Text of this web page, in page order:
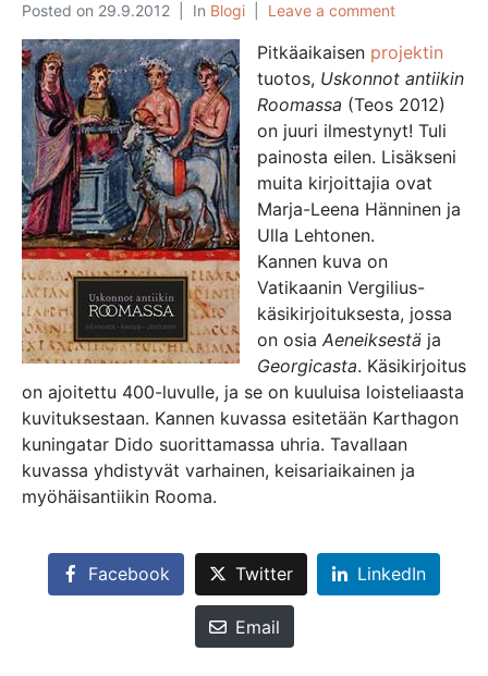
Posted on 29.9.2012 In Blogi Leave a comment
Pitkäaikaisen projektin
tuotos, Uskonnot antiikin
Roomassa (Teos 2012)
on juuri ilmestynyt! Tuli
painosta eilen. Lisäkseni
muita kirjoittajia ovat
Marja-Leena Hänninen ja
Ulla Lehtonen.
Kannen kuva on
Vatikaanin Vergilius-
käsikirjoituksesta, jossa
on osia Aeneiksestä ja
Georgicasta. Käsikirjoitus
on ajoitettu 400-luvulle, ja se on kuuluisa loisteliaasta
kuvituksestaan. Kannen kuvassa esitetään Karthagon
kuningatar Dido suorittamassa uhria. Tavallaan
kuvassa yhdistyvät varhainen, keisariaikainen ja
myöhäisantiikin Rooma.
Facebook Twitter LinkedIn
Email